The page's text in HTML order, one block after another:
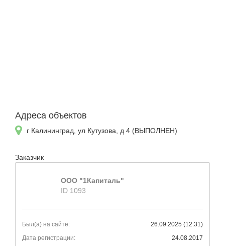
Адреса объектов
г Калининград, ул Кутузова, д 4 (ВЫПОЛНЕН)
Заказчик
ООО "1Капиталь"
ID 1093
Был(а) на сайте:
26.09.2025 (12:31)
Дата регистрации:
24.08.2017